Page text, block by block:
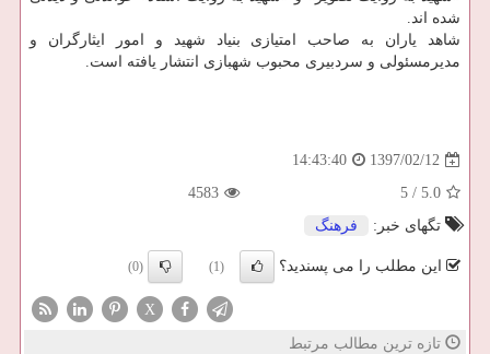
شده اند.
شاهد یاران به صاحب امتیازی بنیاد شهید و امور ایثارگران و
مدیرمسئولی و سردبیری محبوب شهبازی انتشار یافته است.
1397/02/12
14:43:40
5.0
/
5
4583
تگهای خبر:
فرهنگ
این مطلب را می پسندید؟ (1)
(0)
X
تازه ترین مطالب مرتبط